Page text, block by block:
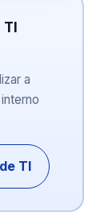
a
TI